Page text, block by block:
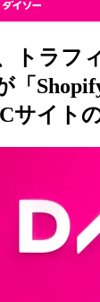
トラフ
「
サイト